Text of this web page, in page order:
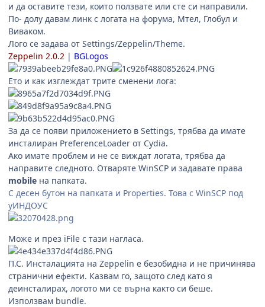
и да оставите тези, които ползвате или сте си направили.
По- долу давам линк с логата на форума, Мтел, Глобул и
Виваком.
Лого се задава от Settings/Zeppelin/Theme.
Zeppelin 2.0.2 | BGLogos
Ето и как изглеждат трите сменени лога:
За да се появи приложението в Settings, трябва да имате
инсталиран PreferenceLoader от Cydia.
Ако имате проблем и не се виждат логата, трябва да
направите следното. Отваряте WinSCP и задавате права
mobile на папката.
С десен бутон на папката и Properties. Това с WinSCP под
уИНДОУС
Може и през iFile с тази нагласа.
П.С. Инсталацията на Zeppelin е безобидна и не причинява
странични ефекти. Казвам го, защото след като я
деинсталирах, логото ми се върна както си беше.
Използвам bundle.